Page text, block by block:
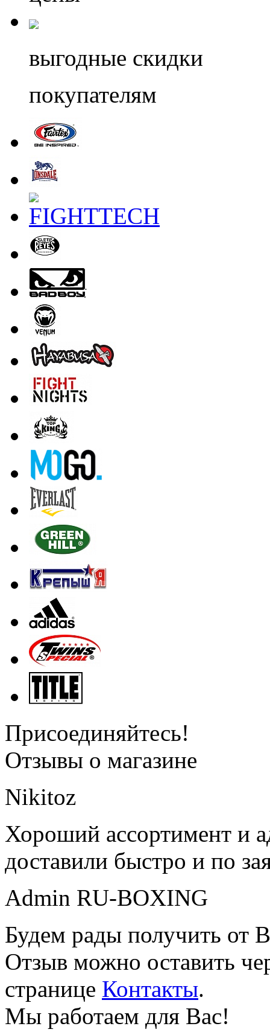
выгодные скидки
покупателям
Присоединяйтесь!
Отзывы о магазине
Nikitoz
Хороший ассортимент и
доставили быстро и по
Admin RU-BOXING
Будем рады получить от
Отзыв можно оставить
странице Контакты.
Мы работаем для Вас!